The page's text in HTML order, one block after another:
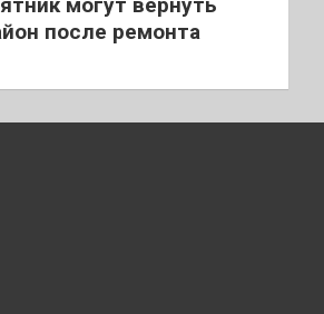
после ремонта